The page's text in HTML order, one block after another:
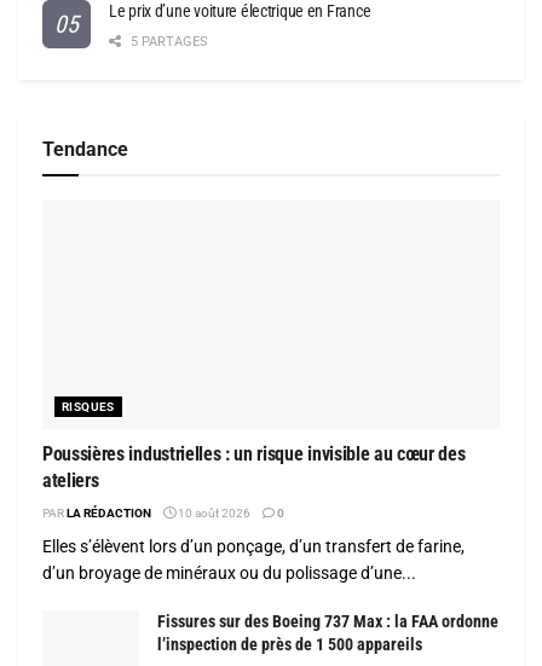
Le prix d’une voiture électrique en France
5 PARTAGES
Tendance
RISQUES
Poussières industrielles : un risque invisible au cœur des
ateliers
PARLA RÉDACTION 10 août 2026 0
Elles s’élèvent lors d’un ponçage, d’un transfert de farine,
d’un broyage de minéraux ou du polissage d’une...
Fissures sur des Boeing 737 Max : la FAA ordonne
l’inspection de près de 1 500 appareils